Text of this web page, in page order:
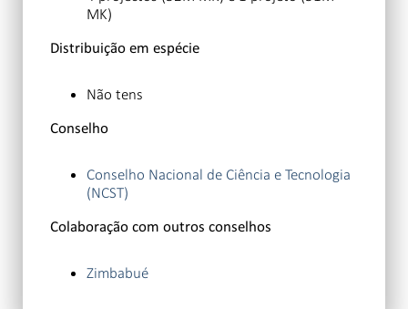
MK)
Distribuição em espécie
Não tens
Conselho
Conselho Nacional de Ciência e Tecnologia
(NCST)
Colaboração com outros conselhos
Zimbabué